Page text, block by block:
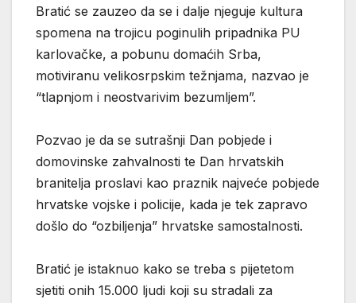
Bratić se zauzeo da se i dalje njeguje kultura
spomena na trojicu poginulih pripadnika PU
karlovačke, a pobunu domaćih Srba,
motiviranu velikosrpskim težnjama, nazvao je
“tlapnjom i neostvarivim bezumljem”.
Pozvao je da se sutrašnji Dan pobjede i
domovinske zahvalnosti te Dan hrvatskih
branitelja proslavi kao praznik najveće pobjede
hrvatske vojske i policije, kada je tek zapravo
došlo do “ozbiljenja” hrvatske samostalnosti.
Bratić je istaknuo kako se treba s pijetetom
sjetiti onih 15.000 ljudi koji su stradali za